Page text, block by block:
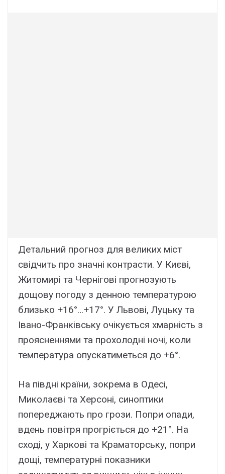
Детальний прогноз для великих міст
свідчить про значні контрасти. У Києві,
Житомирі та Чернігові прогнозують
дощову погоду з денною температурою
близько +16°…+17°. У Львові, Луцьку та
Івано-Франківську очікується хмарність з
проясненнями та прохолодні ночі, коли
температура опускатиметься до +6°.
На півдні країни, зокрема в Одесі,
Миколаєві та Херсоні, синоптики
попереджають про грози. Попри опади,
вдень повітря прогріється до +21°. На
сході, у Харкові та Краматорську, попри
дощі, температурні показники